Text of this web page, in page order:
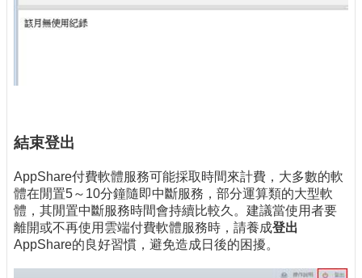
結束登出
AppShare付費軟體服務可能採取時間來計費，大多數的軟
體在閒置5～10分鐘隨即中斷服務，部分運算類的大型軟
體，其閒置中斷服務時間會持續比較久。建議當使用者要
離開或不再使用雲端付費軟體服務時，請養成登出
AppShare的良好習慣，避免造成日後的困擾。